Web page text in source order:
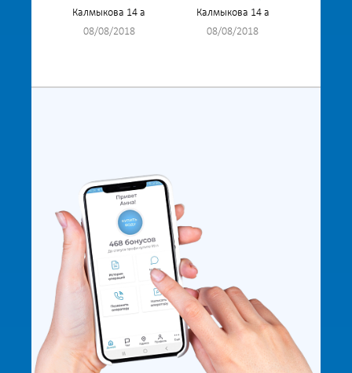
Калмыкова 14 а
08/08/2018
Калмыкова 14 а
08/08/2018